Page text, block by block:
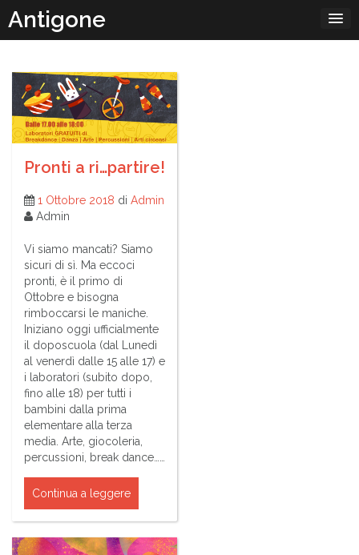
contenuto
Antigone
Pronti a ri…partire!
1 Ottobre 2018 di Admin
Admin
Vi siamo mancati? Siamo
sicuri di sì. Ma eccoci
pronti, è il primo di
Ottobre e bisogna
rimboccarsi le maniche.
Iniziano oggi ufficialmente
il doposcuola (dal Lunedì
al venerdì dalle 15 alle 17) e
i laboratori (subito dopo,
fino alle 18) per tutti i
bambini dalla prima
elementare alla terza
media. Arte, giocoleria,
percussioni, break dance……
Continua a leggere